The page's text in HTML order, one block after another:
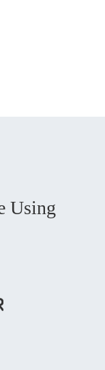
Using